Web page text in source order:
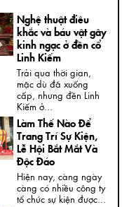
Nghệ thuật điêu
khắc và báu vật gây
kinh ngạc ở đền cổ
Linh Kiếm
Trải qua thời gian,
mặc dù đã xuống
cấp, nhưng đền Linh
Kiếm ở...
Làm Thế Nào Để
Trang Trí Sự Kiện,
Lễ Hội Bắt Mắt Và
Độc Đáo
Hiện nay, càng ngày
càng có nhiều công ty
tổ chức sự kiện được...